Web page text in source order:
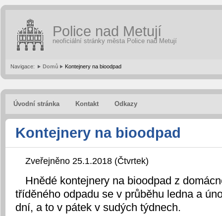
Police nad Metují
neoficiální stránky města Police nad Metují
Navigace: Domů Kontejnery na bioodpad
Úvodní stránka Kontakt Odkazy
Kontejnery na bioodpad
Zveřejněno 25.1.2018 (Čtvrtek)
Hnědé kontejnery na bioodpad z
tříděného odpadu se v průběhu ledna a
dní, a to v pátek v sudých týdnech.